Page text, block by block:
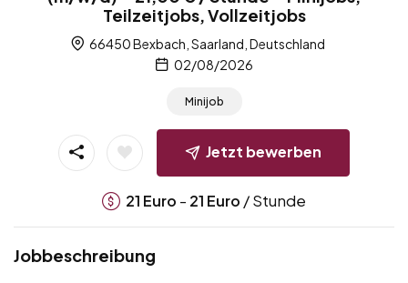
Teilzeitjobs, Vollzeitjobs
66450 Bexbach, Saarland, Deutschland
02/08/2026
Minijob
Jetzt bewerben
21 Euro - 21 Euro / Stunde
Jobbeschreibung